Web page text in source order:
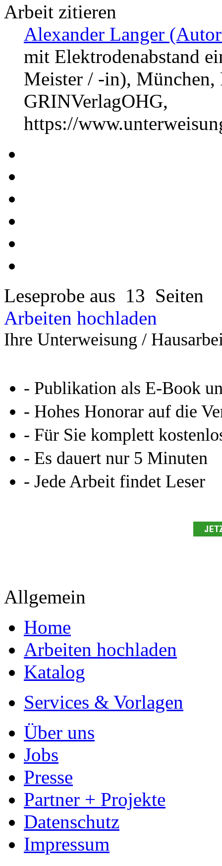
Arbeit zitieren
Alexander Langer
mit Elektrodenabstand
Meister / -in), München,
GRINVerlagOHG,
https://
Leseprobe aus 13 Seiten
Arbeiten hochladen
Ihre Unterweisung /
- Publikation als E-Book
- Hohes Honorar auf die
- Für Sie komplett
- Es dauert nur 5 Minuten
- Jede Arbeit findet Leser
Allgemein
Home
Arbeiten hochladen
Katalog
Services & Vorlagen
Über uns
Jobs
Presse
Partner + Projekte
Datenschutz
Impressum